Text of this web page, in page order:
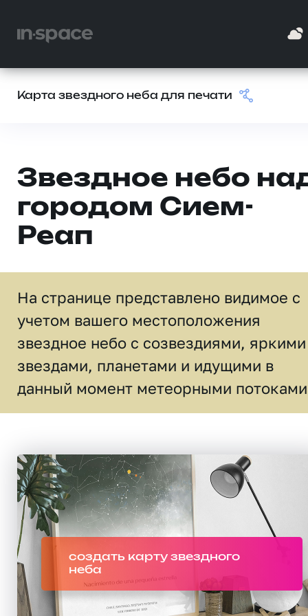
Карта звездного неба для печати
Звездное небо
городом Сием-
Реап
На странице представлено видимое c
учетом вашего местоположения
звездное небо c созвездиями, яркими
звездами, планетами и идущими в
данный момент метеорными
создать карту звездного
неба